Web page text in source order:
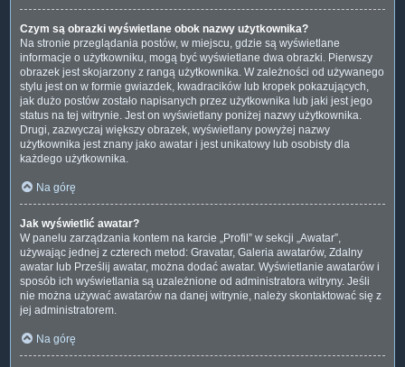
Czym są obrazki wyświetlane obok nazwy użytkownika?
Na stronie przeglądania postów, w miejscu, gdzie są wyświetlane
informacje o użytkowniku, mogą być wyświetlane dwa obrazki. Pierwszy
obrazek jest skojarzony z rangą użytkownika. W zależności od używanego
stylu jest on w formie gwiazdek, kwadracików lub kropek pokazujących,
jak dużo postów zostało napisanych przez użytkownika lub jaki jest jego
status na tej witrynie. Jest on wyświetlany poniżej nazwy użytkownika.
Drugi, zazwyczaj większy obrazek, wyświetlany powyżej nazwy
użytkownika jest znany jako awatar i jest unikatowy lub osobisty dla
każdego użytkownika.
Na górę
Jak wyświetlić awatar?
W panelu zarządzania kontem na karcie „Profil” w sekcji „Awatar”,
używając jednej z czterech metod: Gravatar, Galeria awatarów, Zdalny
awatar lub Prześlij awatar, można dodać awatar. Wyświetlanie awatarów i
sposób ich wyświetlania są uzależnione od administratora witryny. Jeśli
nie można używać awatarów na danej witrynie, należy skontaktować się z
jej administratorem.
Na górę